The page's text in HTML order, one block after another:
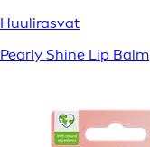
Huulirasvat
Pearly Shine Lip Balm